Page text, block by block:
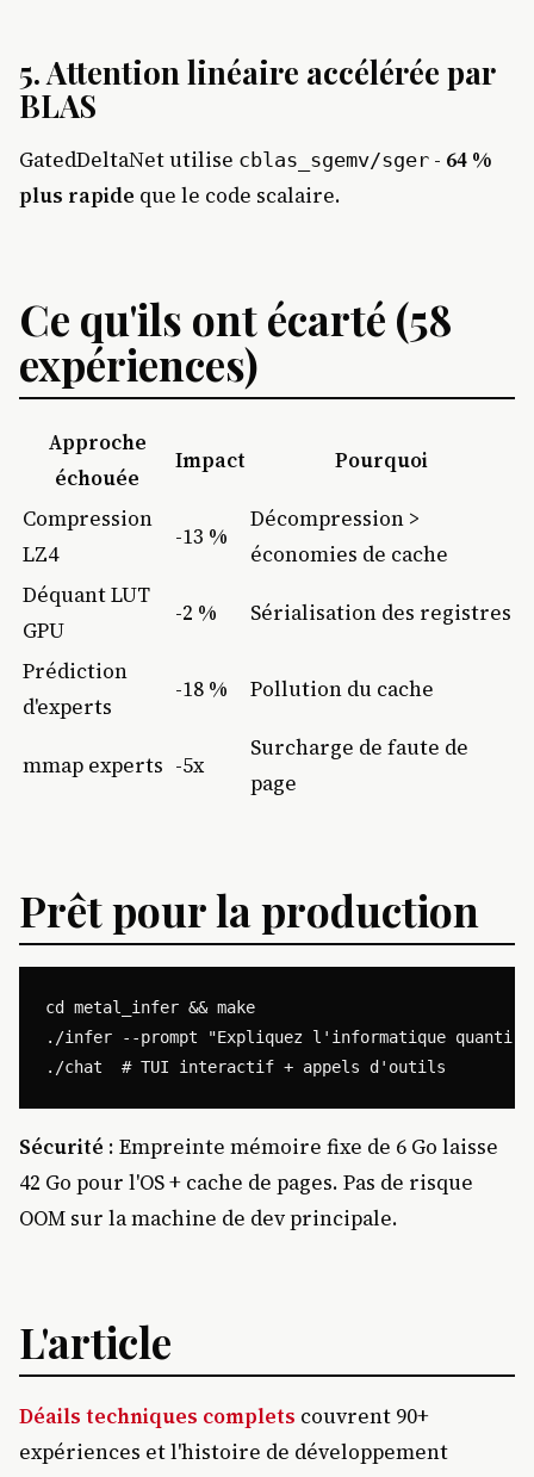
5. Attention linéaire accélérée par
BLAS
GatedDeltaNet utilise cblas_sgemv/sger - 64 %
plus rapide que le code scalaire.
Ce qu'ils ont écarté (58
expériences)
Approche
échouée
Impact Pourquoi
Compression
LZ4
-13 %
Décompression >
économies de cache
Déquant LUT
GPU
-2 % Sérialisation des registres
Prédiction
d'experts
-18 % Pollution du cache
mmap experts -5x
Surcharge de faute de
page
Prêt pour la production
cd metal_infer && make
./infer --prompt "Expliquez l'informatique
Sécurité : Empreinte mémoire fixe de 6 Go laisse
42 Go pour l'OS + cache de pages. Pas de risque
OOM sur la machine de dev principale.
L'article
Déails techniques complets couvrent 90+
expériences et l'histoire de développement